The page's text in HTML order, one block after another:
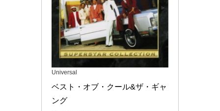
Universal
ベスト・オブ・クール&ザ・ギャ
ング